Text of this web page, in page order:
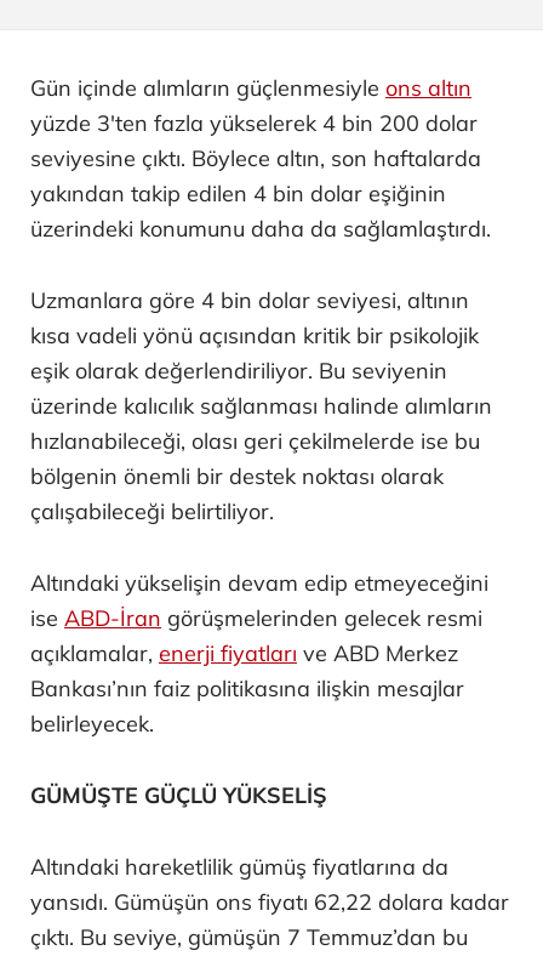
Gün içinde alımların güçlenmesiyle ons altın
yüzde 3'ten fazla yükselerek 4 bin 200 dolar
seviyesine çıktı. Böylece altın, son haftalarda
yakından takip edilen 4 bin dolar eşiğinin
üzerindeki konumunu daha da sağlamlaştırdı.
Uzmanlara göre 4 bin dolar seviyesi, altının
kısa vadeli yönü açısından kritik bir psikolojik
eşik olarak değerlendiriliyor. Bu seviyenin
üzerinde kalıcılık sağlanması halinde alımların
hızlanabileceği, olası geri çekilmelerde ise bu
bölgenin önemli bir destek noktası olarak
çalışabileceği belirtiliyor.
Altındaki yükselişin devam edip etmeyeceğini
ise ABD-İran görüşmelerinden gelecek resmi
açıklamalar, enerji fiyatları ve ABD Merkez
Bankası’nın faiz politikasına ilişkin mesajlar
belirleyecek.
GÜMÜŞTE GÜÇLÜ YÜKSELİŞ
Altındaki hareketlilik gümüş fiyatlarına da
yansıdı. Gümüşün ons fiyatı 62,22 dolara kadar
çıktı. Bu seviye, gümüşün 7 Temmuz’dan bu